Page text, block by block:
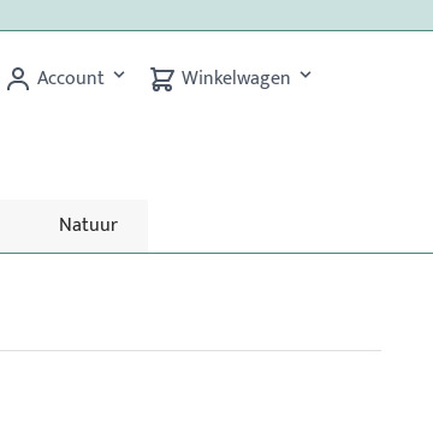
Account Winkelwagen
Natuur